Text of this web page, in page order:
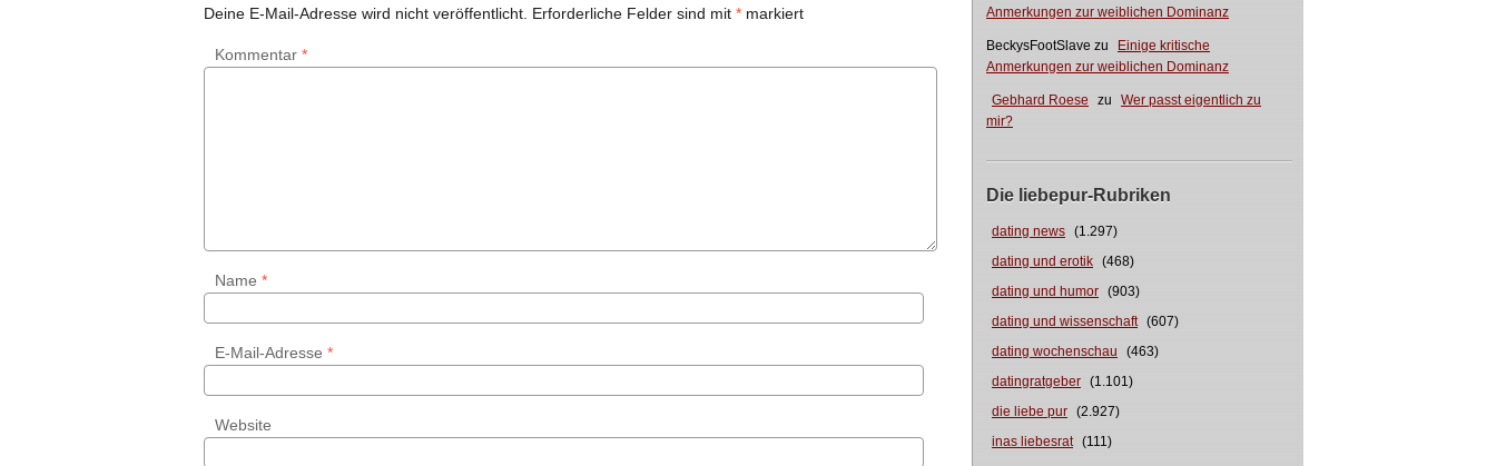
Anmerkungen zur weiblichen Dominanz
BeckysFootSlave zu
Einige kritische
Anmerkungen zur weiblichen Dominanz
Gebhard Roese zu
Wer passt eigentlich zu
mir?
Die liebepur-Rubriken
dating news (1.297)
dating und erotik (468)
dating und humor (903)
dating und wissenschaft (607)
dating wochenschau
(463)
datingratgeber (1.101)
die liebe pur (2.927)
inas liebesrat (111)
Deine E-Mail-Adresse wird nicht veröffentlicht. Erforderliche Felder sind mit * markiert
Kommentar *
Name *
E-Mail-Adresse *
Website